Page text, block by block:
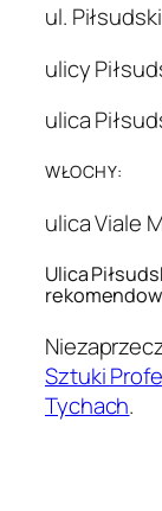
ul.
ulicy
ulica
WŁOCHY:
ulica Viale
Ulica
Sztuki
Tychach.